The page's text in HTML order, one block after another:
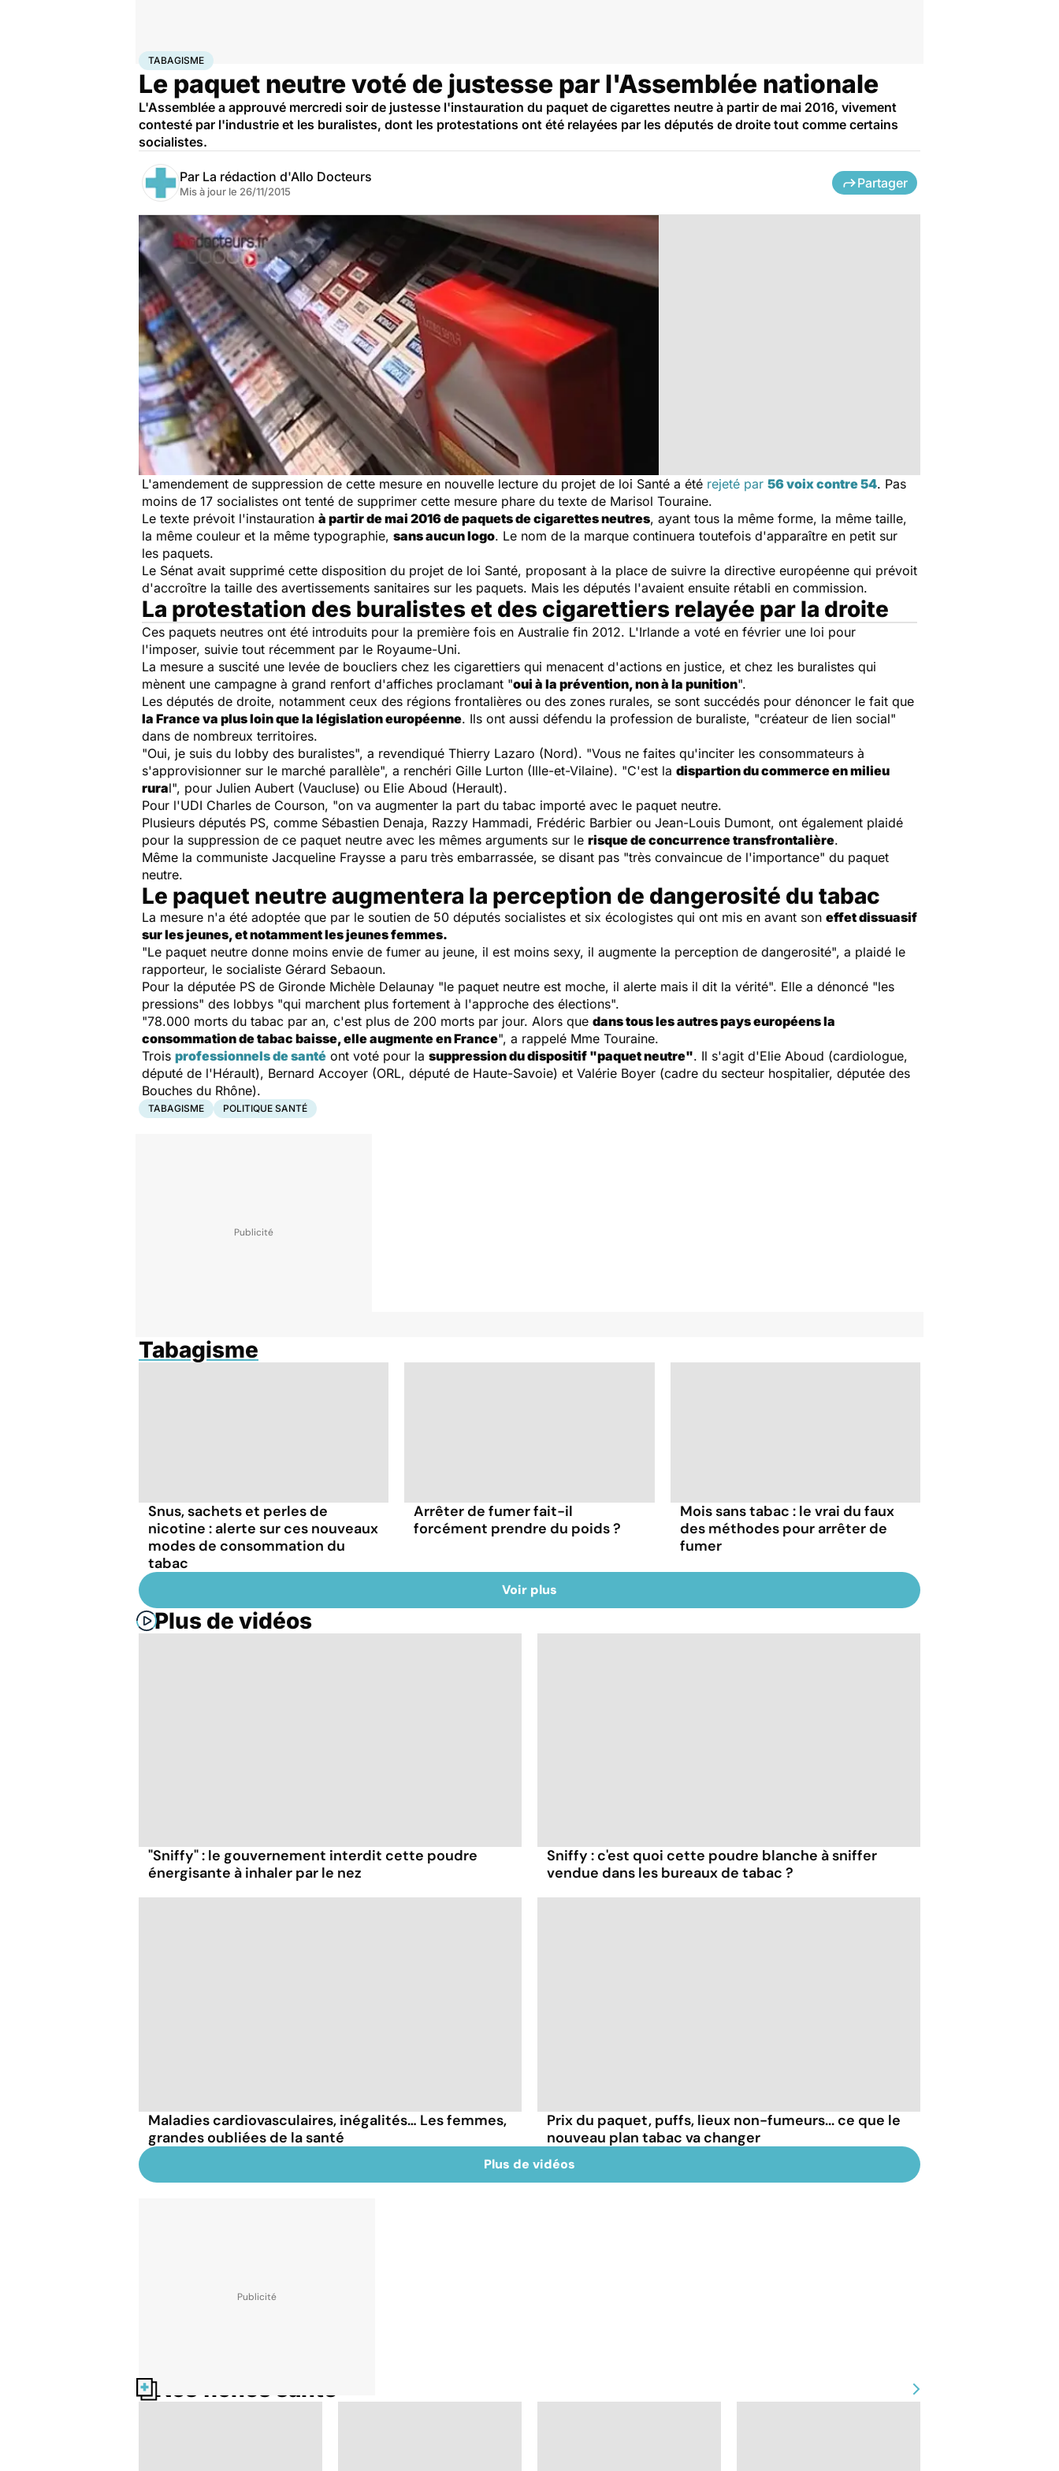
AccueilSantéMaladies
TABAGISME
Le paquet neutre voté de justesse par l'Assemblée nationale
L'Assemblée a approuvé mercredi soir de justesse l'instauration du paquet de cigarettes neutre à partir de mai 2016, vivement
contesté par l'industrie et les buralistes, dont les protestations ont été relayées par les députés de droite tout comme certains
socialistes.
Par La rédaction d'Allo Docteurs
Mis à jour le 26/11/2015
Partager
L'amendement de suppression de cette mesure en nouvelle lecture du projet de loi Santé a été rejeté par 56 voix contre 54. Pas
moins de 17 socialistes ont tenté de supprimer cette mesure phare du texte de Marisol Touraine.
Le texte prévoit l'instauration à partir de mai 2016 de paquets de cigarettes neutres, ayant tous la même forme, la même taille,
la même couleur et la même typographie, sans aucun logo. Le nom de la marque continuera toutefois d'apparaître en petit sur
les paquets.
Le Sénat avait supprimé cette disposition du projet de loi Santé, proposant à la place de suivre la directive européenne qui prévoit
d'accroître la taille des avertissements sanitaires sur les paquets. Mais les députés l'avaient ensuite rétabli en commission.
La protestation des buralistes et des cigarettiers relayée par la droite
Ces paquets neutres ont été introduits pour la première fois en Australie fin 2012. L'Irlande a voté en février une loi pour
l'imposer, suivie tout récemment par le Royaume-Uni.
La mesure a suscité une levée de boucliers chez les cigarettiers qui menacent d'actions en justice, et chez les buralistes qui
mènent une campagne à grand renfort d'affiches proclamant "oui à la prévention, non à la punition".
Les députés de droite, notamment ceux des régions frontalières ou des zones rurales, se sont succédés pour dénoncer le fait que
la France va plus loin que la législation européenne. Ils ont aussi défendu la profession de buraliste, "créateur de lien social"
dans de nombreux territoires.
"Oui, je suis du lobby des buralistes", a revendiqué Thierry Lazaro (Nord). "Vous ne faites qu'inciter les consommateurs à
s'approvisionner sur le marché parallèle", a renchéri Gille Lurton (Ille-et-Vilaine). "C'est la dispartion du commerce en milieu
rural", pour Julien Aubert (Vaucluse) ou Elie Aboud (Herault).
Pour l'UDI Charles de Courson, "on va augmenter la part du tabac importé avec le paquet neutre.
Plusieurs députés PS, comme Sébastien Denaja, Razzy Hammadi, Frédéric Barbier ou Jean-Louis Dumont, ont également plaidé
pour la suppression de ce paquet neutre avec les mêmes arguments sur le risque de concurrence transfrontalière.
Même la communiste Jacqueline Fraysse a paru très embarrassée, se disant pas "très convaincue de l'importance" du paquet
neutre.
Le paquet neutre augmentera la perception de dangerosité du tabac
La mesure n'a été adoptée que par le soutien de 50 députés socialistes et six écologistes qui ont mis en avant son effet dissuasif
sur les jeunes, et notamment les jeunes femmes.
"Le paquet neutre donne moins envie de fumer au jeune, il est moins sexy, il augmente la perception de dangerosité", a plaidé le
rapporteur, le socialiste Gérard Sebaoun.
Pour la députée PS de Gironde Michèle Delaunay "le paquet neutre est moche, il alerte mais il dit la vérité". Elle a dénoncé "les
pressions" des lobbys "qui marchent plus fortement à l'approche des élections".
"78.000 morts du tabac par an, c'est plus de 200 morts par jour. Alors que dans tous les autres pays européens la
consommation de tabac baisse, elle augmente en France", a rappelé Mme Touraine.
Trois professionnels de santé ont voté pour la suppression du dispositif "paquet neutre". Il s'agit d'Elie Aboud (cardiologue,
député de l'Hérault), Bernard Accoyer (ORL, député de Haute-Savoie) et Valérie Boyer (cadre du secteur hospitalier, députée des
Bouches du Rhône).
TABAGISME POLITIQUE SANTÉ
Tabagisme
Snus, sachets et perles de
nicotine : alerte sur ces nouveaux
modes de consommation du
tabac
Arrêter de fumer fait-il
forcément prendre du poids ?
Mois sans tabac : le vrai du faux
des méthodes pour arrêter de
fumer
Voir plus
Plus de vidéos
"Sniffy" : le gouvernement interdit cette poudre
énergisante à inhaler par le nez
Sniffy : c'est quoi cette poudre blanche à sniffer
vendue dans les bureaux de tabac ?
Maladies cardiovasculaires, inégalités… Les femmes,
grandes oubliées de la santé
Prix du paquet, puffs, lieux non-fumeurs... ce que le
nouveau plan tabac va changer
Plus de vidéos
Nos fiches santé